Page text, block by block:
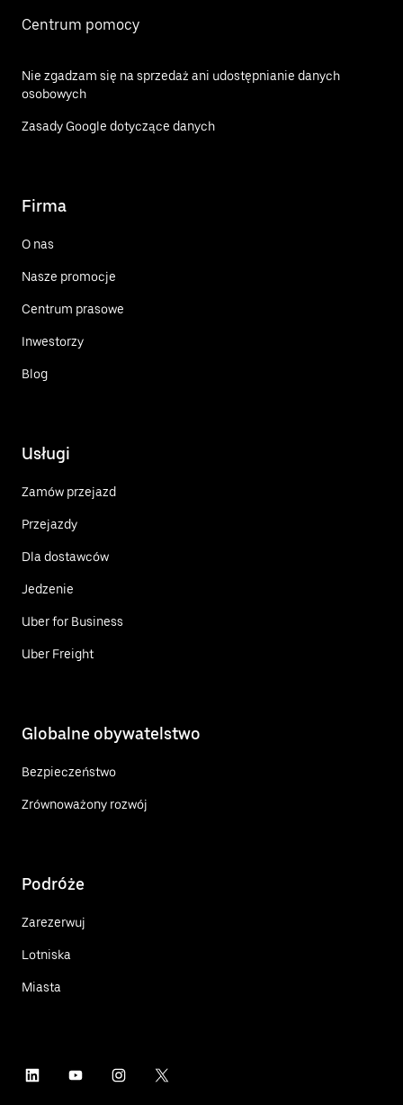
Centrum pomocy
Nie zgadzam się na sprzedaż ani udostępnianie danych
osobowych
Zasady Google dotyczące danych
Firma
O nas
Nasze promocje
Centrum prasowe
Inwestorzy
Blog
Usługi
Zamów przejazd
Przejazdy
Dla dostawców
Jedzenie
Uber for Business
Uber Freight
Globalne obywatelstwo
Bezpieczeństwo
Zrównoważony rozwój
Podróże
Zarezerwuj
Lotniska
Miasta